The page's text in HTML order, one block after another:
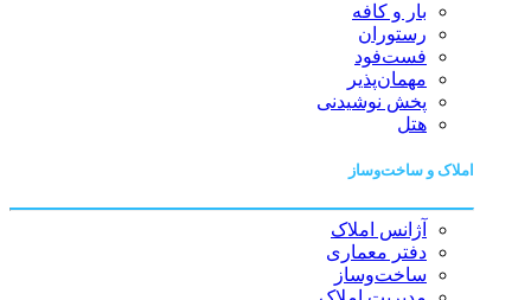
بار و کافه
رستوران
فست‌فود
مهمان‌پذیر
پخش نوشیدنی
هتل
املاک و ساخت‌وساز
آژانس املاک
دفتر معماری
ساخت‌وساز